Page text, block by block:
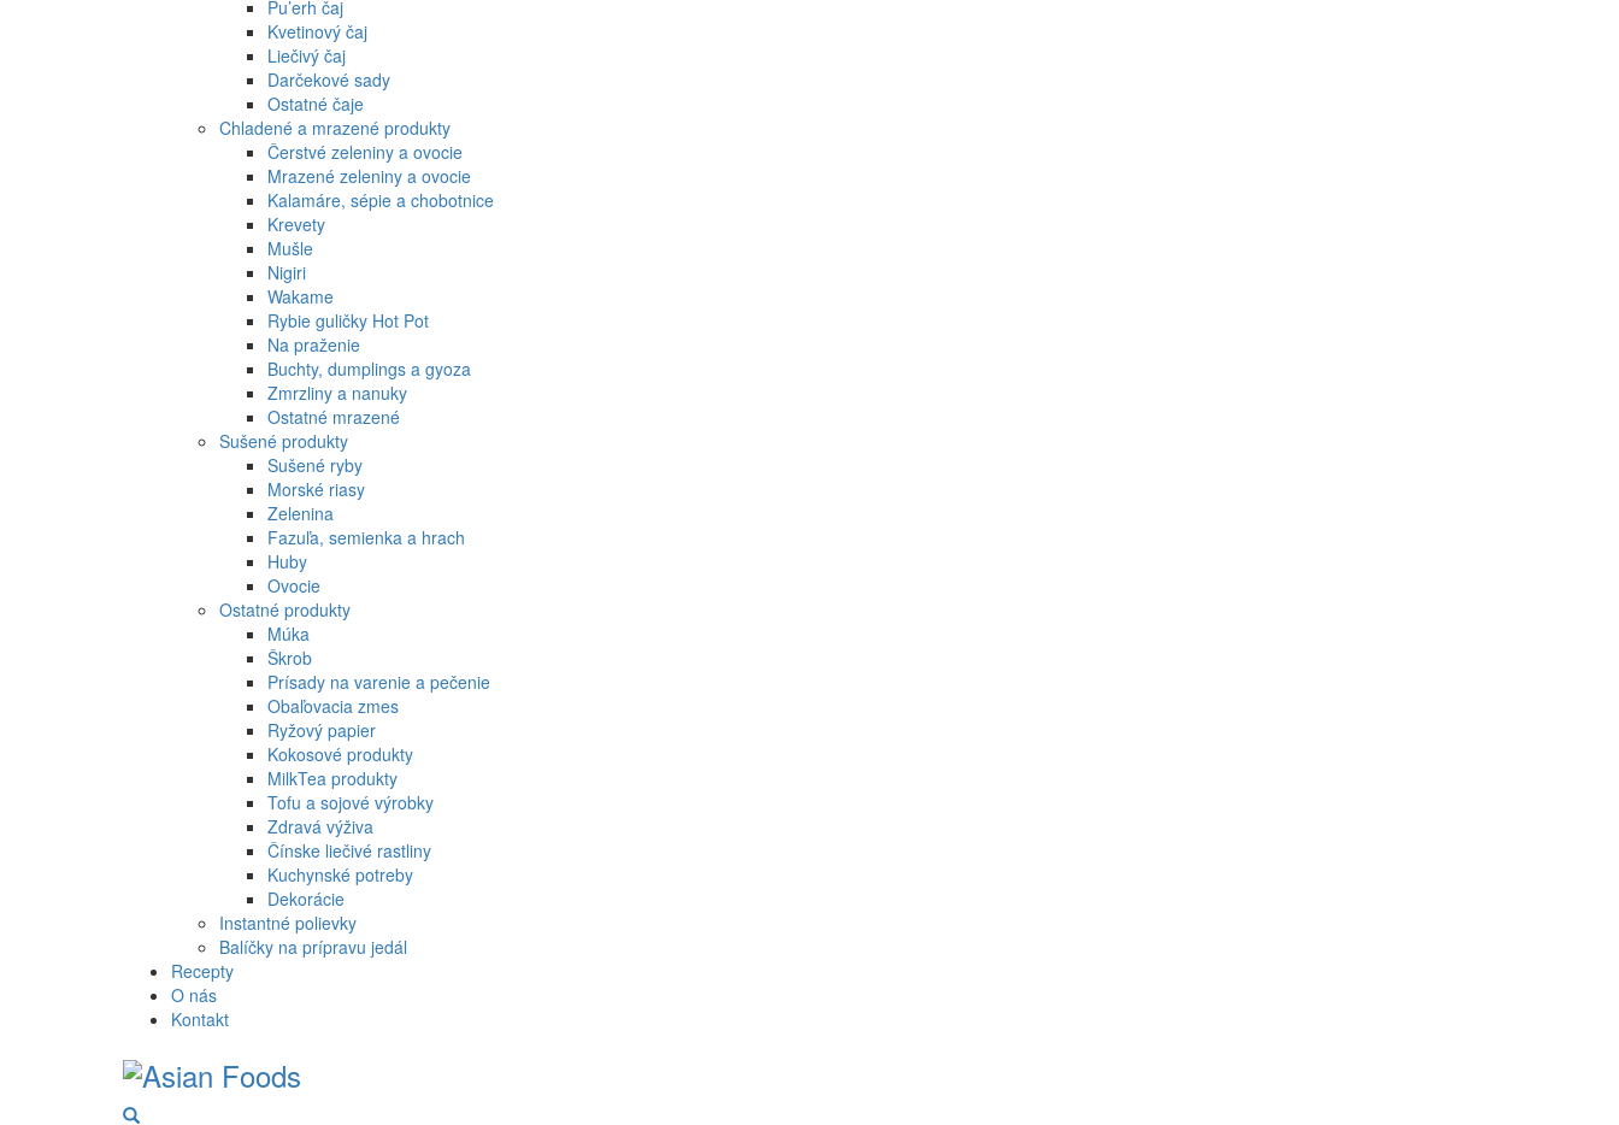
Pu’erh čaj
Kvetinový čaj
Liečivý čaj
Darčekové sady
Ostatné čaje
Chladené a mrazené produkty
Čerstvé zeleniny a ovocie
Mrazené zeleniny a ovocie
Kalamáre, sépie a chobotnice
Krevety
Mušle
Nigiri
Wakame
Rybie guličky Hot Pot
Na praženie
Buchty, dumplings a gyoza
Zmrzliny a nanuky
Ostatné mrazené
Sušené produkty
Sušené ryby
Morské riasy
Zelenina
Fazuľa, semienka a hrach
Huby
Ovocie
Ostatné produkty
Múka
Škrob
Prísady na varenie a pečenie
Obaľovacia zmes
Ryžový papier
Kokosové produkty
MilkTea produkty
Tofu a sojové výrobky
Zdravá výživa
Čínske liečivé rastliny
Kuchynské potreby
Dekorácie
Instantné polievky
Balíčky na prípravu jedál
Recepty
O nás
Kontakt